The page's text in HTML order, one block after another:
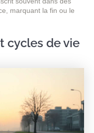
marquant la fin ou le
cycles de vie